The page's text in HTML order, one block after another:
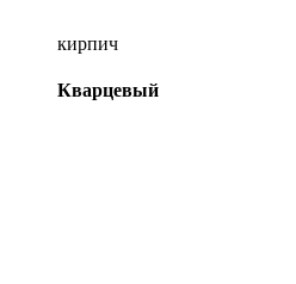
кирпич
Кварцевый